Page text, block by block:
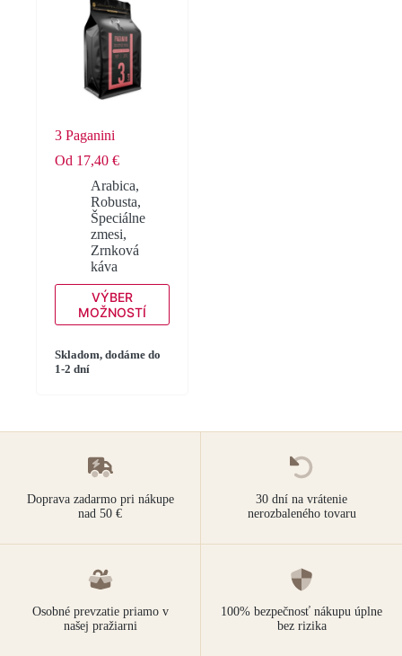
3 Paganini
Od 17,40 €
Arabica,
Robusta,
Špeciálne
zmesi,
Zrnková
káva
VÝBER
MOŽNOSTÍ
Tento
produkt
má
variantov.
Možnosti
na
produktu.
Skladom, dodáme do
1-2 dní
Doprava zadarmo pri nákupe
nad 50 €
30 dní na vrátenie
nerozbaleného tovaru
Osobné prevzatie priamo v
našej pražiarni
100% bezpečnosť nákupu úplne
bez rizika